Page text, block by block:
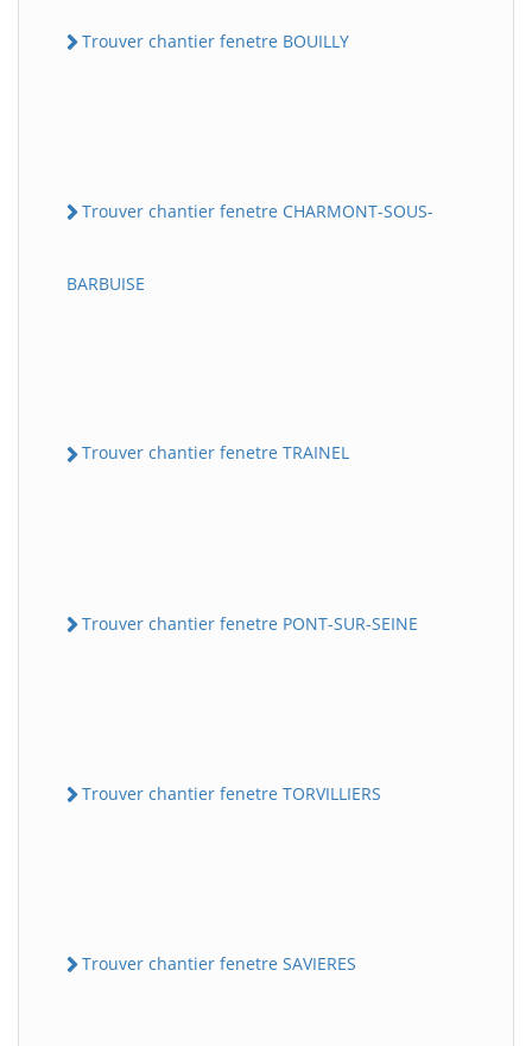
Trouver chantier fenetre BOUILLY
Trouver chantier fenetre CHARMONT-SOUS-
BARBUISE
Trouver chantier fenetre TRAINEL
Trouver chantier fenetre PONT-SUR-SEINE
Trouver chantier fenetre TORVILLIERS
Trouver chantier fenetre SAVIERES